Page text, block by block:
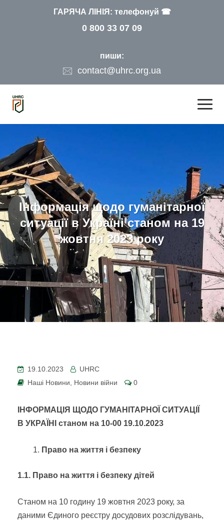
ГАРЯЧА ЛІНІЯ: телефонуй ☎
0 800 33 07 09
пиши:
contact@uhrc.org.ua
Інформація щодо гуманітарної
ситуації в Україні станом на 19
жовтня 2023 року
19.10.2023
UHRC
Наші Новини, Новини війни 0
ІНФОРМАЦІЯ ЩОДО ГУМАНІТАРНОЇ СИТУАЦІЇ
В УКРАЇНІ станом на 10-00 19.10.2023
Право на життя і безпеку
1.1. Право на життя і безпеку дітей
Станом на 10 годину 19 жовтня 2023 року, за
даними Єдиного реєстру досудових розслідувань,